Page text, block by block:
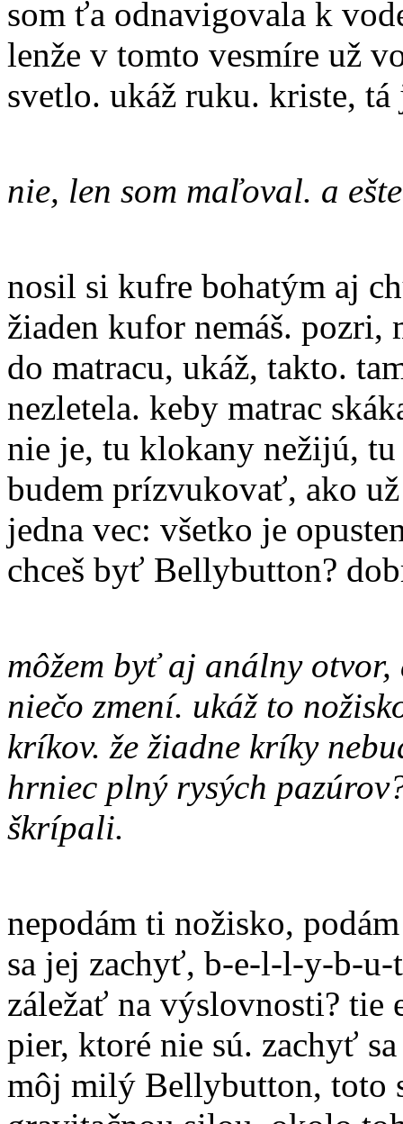
som ťa odnavigovala k
lenže v tomto vesmíre už
svetlo. ukáž ruku. kriste,
nie, len som maľoval. a
nosil si kufre bohatým aj
žiaden kufor nemáš. pozri,
do matracu, ukáž, takto.
nezletela. keby matrac
nie je, tu klokany nežijú,
budem prízvukovať, ako
jedna vec: všetko je
chceš byť Bellybutton?
môžem byť aj análny
niečo zmení. ukáž to
kríkov. že žiadne kríky
hrniec plný rysých
škrípali.
nepodám ti nožisko,
sa jej zachyť, b-e-l-l-y-b-u-
záležať na výslovnosti? tie
pier, ktoré nie sú. zachyť
môj milý Bellybutton, toto